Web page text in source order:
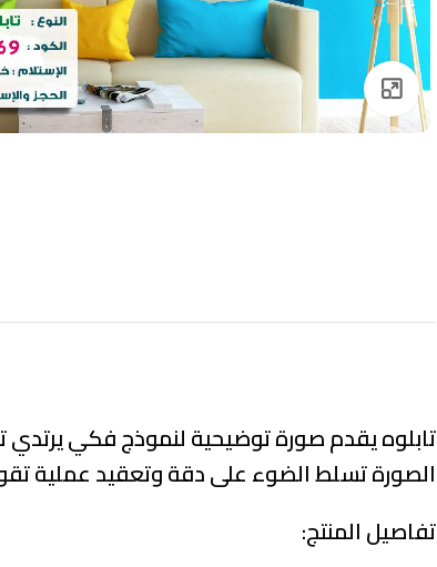
Click to enlarge
تابلوه يقدم صورة توضيحية لنموذج فكي يرتدي
الصورة تسلط الضوء على دقة وتعقيد عملية
تفاصيل المنتج: